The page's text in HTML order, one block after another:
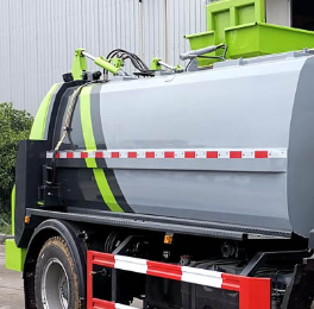
抑尘车
水罐消防车
泡沫消防车
消防洒水车
应急车